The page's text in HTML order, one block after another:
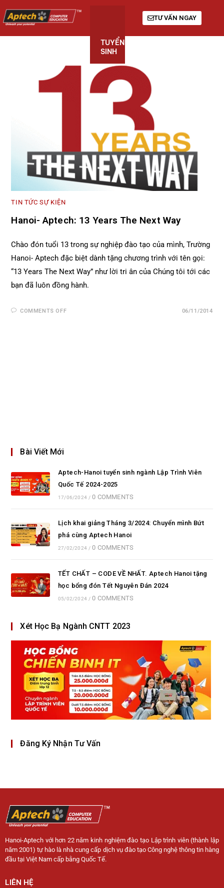
TUYỂN
SINH
TƯ VẤN NGAY
TIN TỨC SỰ KIỆN
Hanoi- Aptech: 13 Years The Next Way
Chào đón tuổi 13 trong sự nghiệp đào tạo của mình, Trường
Hanoi- Aptech đặc biệt dành tặng chương trình với tên gọi:
“13 Years The Next Way” như lời tri ân của Chúng tôi tới các
bạn đã luôn đồng hành.
COMMENTS OFF 06/11/2014
Bài Viết Mới
Aptech-Hanoi tuyển sinh ngành Lập Trình Viên
Quốc Tế 2024-2025
17/06/2024 / 0 COMMENTS
Lịch khai giảng Tháng 3/2024: Chuyển mình Bứt
phá cùng Aptech Hanoi
27/02/2024 / 0 COMMENTS
TẾT CHẤT – CODE VỀ NHẤT. Aptech Hanoi tặng
học bổng đón Tết Nguyên Đán 2024
05/02/2024 / 0 COMMENTS
Xét Học Bạ Ngành CNTT 2023
Đăng Ký Nhận Tư Vấn
Hanoi-Aptech với hơn 22 năm kinh nghiệm đào tạo Lập trình viên (thành lập
năm 2001) tự hào là nhà cung cấp dịch vụ đào tạo Công nghệ thông tin hàng
đầu tại Việt Nam cấp bằng Quốc Tế.
LIÊN HỆ